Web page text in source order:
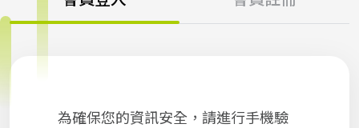
為確保您的資訊安全，請進行手機驗